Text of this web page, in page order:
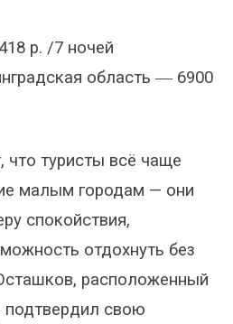
р. /7 ночей
область ― 6900
что туристы всё чаще
малым городам — они
спокойствия,
отдохнуть без
расположенный
подтвердил свою